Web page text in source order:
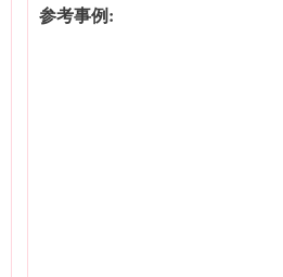
参考事例: